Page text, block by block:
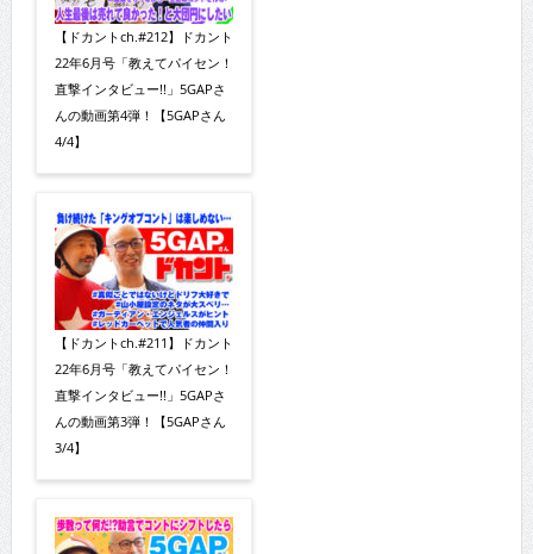
【ドカントch.#212】ドカント
22年6月号「教えてパイセン！
直撃インタビュー!!」5GAPさ
んの動画第4弾！【5GAPさん
4/4】
【ドカントch.#211】ドカント
22年6月号「教えてパイセン！
直撃インタビュー!!」5GAPさ
んの動画第3弾！【5GAPさん
3/4】